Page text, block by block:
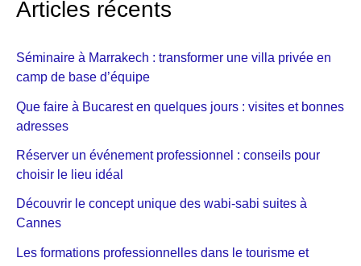
Articles récents
Séminaire à Marrakech : transformer une villa privée en
camp de base d’équipe
Que faire à Bucarest en quelques jours : visites et bonnes
adresses
Réserver un événement professionnel : conseils pour
choisir le lieu idéal
Découvrir le concept unique des wabi-sabi suites à
Cannes
Les formations professionnelles dans le tourisme et